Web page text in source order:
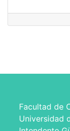
Facultad de
Universidad